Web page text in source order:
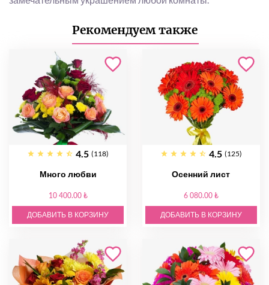
Рекомендуем также
4.5 (118)
Много любви
10 400.00 ₺
ДОБАВИТЬ В КОРЗИНУ
4.5 (125)
Осенний лист
6 080.00 ₺
ДОБАВИТЬ В КОРЗИНУ